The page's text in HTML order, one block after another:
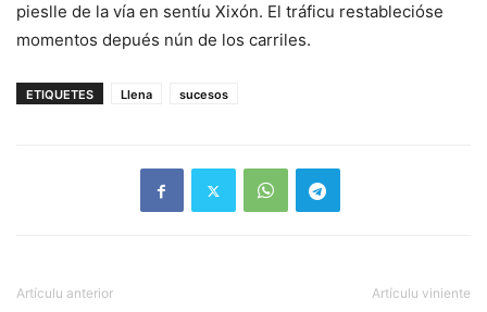
pieslle de la vía en sentíu Xixón. El tráficu restablecióse
momentos depués nún de los carriles.
ETIQUETES Llena sucesos
Artículu anterior Artículu viniente